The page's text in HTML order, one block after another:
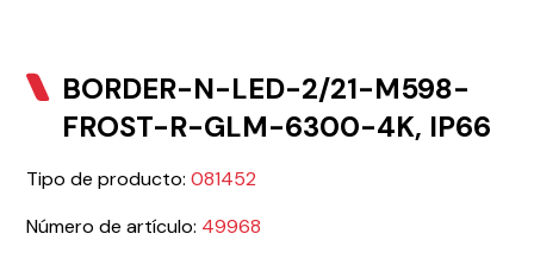
BORDER-N-LED-2/21-M598-
FROST-R-GLM-6300-4K, IP66
Tipo de producto:081452
Número de artículo: 49968